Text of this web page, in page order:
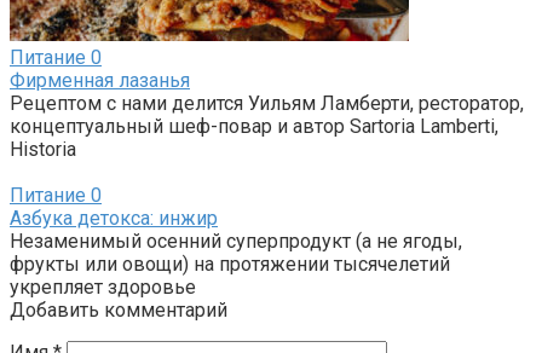
Питание 0
Фирменная лазанья
Рецептом с нами делится Уильям Ламберти, ресторатор,
концептуальный шеф-повар и автор Sartoria Lamberti,
Historia
Питание 0
Азбука детокса: инжир
Незаменимый осенний суперпродукт (а не ягоды,
фрукты или овощи) на протяжении тысячелетий
укрепляет здоровье
Добавить комментарий